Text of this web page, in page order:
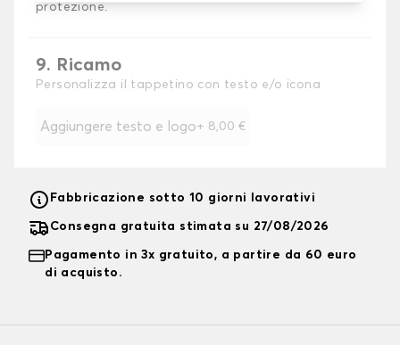
protezione.
9. Ricamo
Personalizza il tappetino con testo e/o icona
Aggiungere testo e logo+ 8,00 €
Fabbricazione sotto 10 giorni lavorativi
Consegna gratuita stimata su 27/08/2026
Pagamento in 3x gratuito, a partire da 60 euro
di acquisto.